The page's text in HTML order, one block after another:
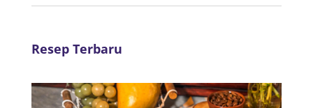
Resep Terbaru